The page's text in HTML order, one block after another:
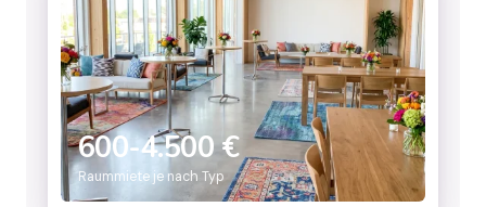
600-4.500 €
Raummiete je nach Typ